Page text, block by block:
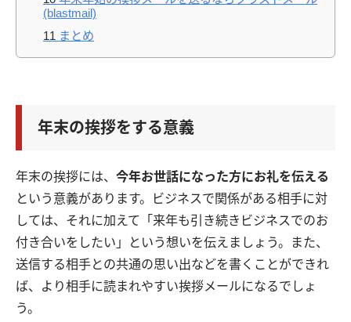
(blastmail)
11 まとめ
年末の挨拶をする意義
年末の挨拶には、 今年お世話になった方にお礼を伝える
という意義があります。ビジネスで関係がある相手に対
しては、それに加えて「来年も引き続きビジネスでのお
付き合いをしたい」という想いを伝えましょう。また、
送信する相手との共通の思い出などを書くことができれ
ば、より相手に読まれやすい挨拶メールになるでしょ
う。